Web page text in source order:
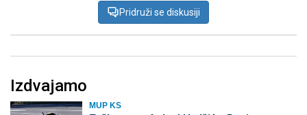
Pridruži se diskusiji
Izdvajamo
MUP KS